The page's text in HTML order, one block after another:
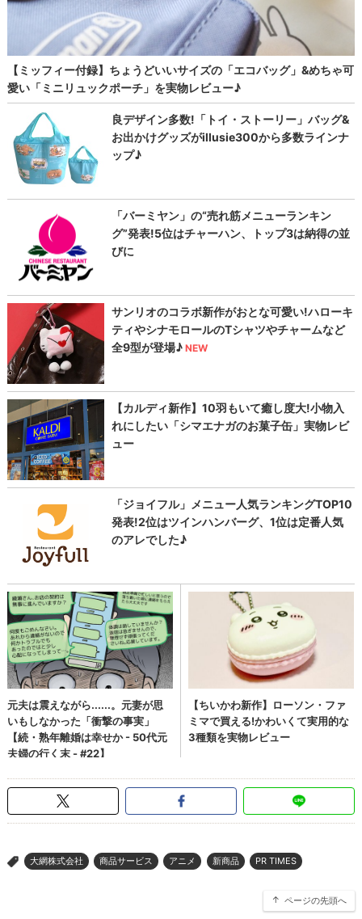
> 大網株式会社 商品サービス アニメ 新商品 PR TIMES
ページの先頭へ